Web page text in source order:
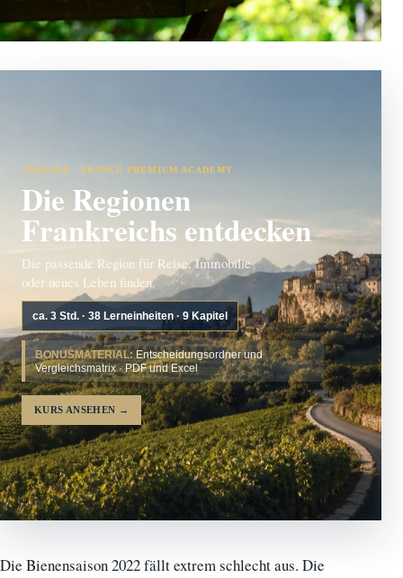
ANZEIGE · FRANCE PREMIUM ACADEMY
Die Regionen
Frankreichs entdecken
Die passende Region für Reise, Immobilie
oder neues Leben finden.
ca. 3 Std. · 38 Lerneinheiten · 9 Kapitel
BONUSMATERIAL: Entscheidungsordner und
Vergleichsmatrix · PDF und Excel
KURS ANSEHEN →
Die Bienensaison 2022 fällt extrem schlecht aus. Die